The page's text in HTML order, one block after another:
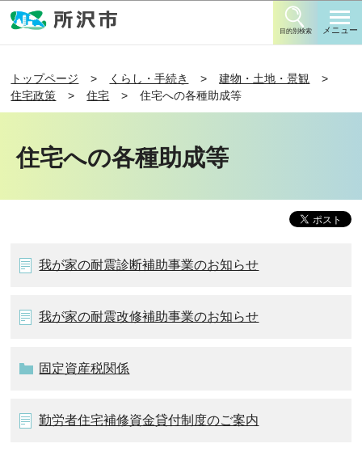
目的別検索 メニュー
トップページ くらし・手続き
建物・土地・景観
住宅政策
住宅 住宅への各種助成等
住宅への各種助成等
我が家の耐震診断補助事業のお知らせ
我が家の耐震改修補助事業のお知らせ
固定資産税関係
勤労者住宅補修資金貸付制度のご案内